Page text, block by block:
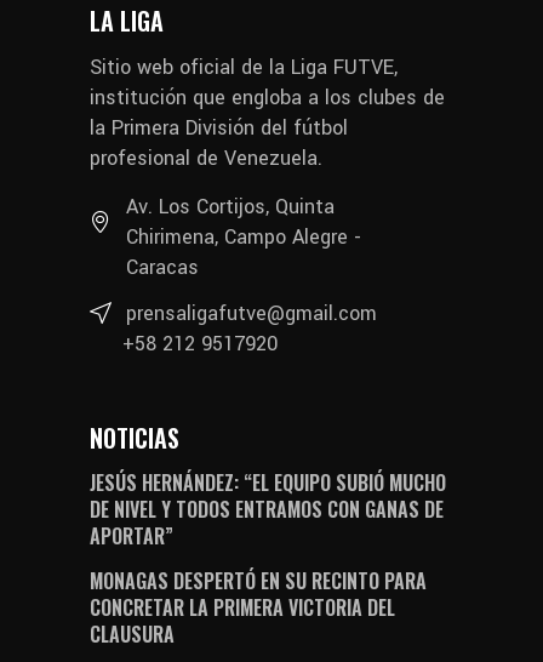
LA LIGA
Sitio web oficial de la Liga FUTVE,
institución que engloba a los clubes de
la Primera División del fútbol
profesional de Venezuela.
Av. Los Cortijos, Quinta
Chirimena, Campo Alegre -
Caracas
prensaligafutve@gmail.com
+58 212 9517920
NOTICIAS
JESÚS HERNÁNDEZ: “EL EQUIPO SUBIÓ MUCHO
DE NIVEL Y TODOS ENTRAMOS CON GANAS DE
APORTAR”
MONAGAS DESPERTÓ EN SU RECINTO PARA
CONCRETAR LA PRIMERA VICTORIA DEL
CLAUSURA